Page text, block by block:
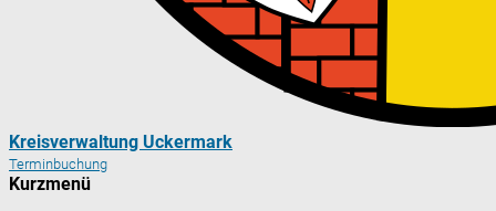
Kreisverwaltung Uckermark
Terminbuchung
Kurzmenü